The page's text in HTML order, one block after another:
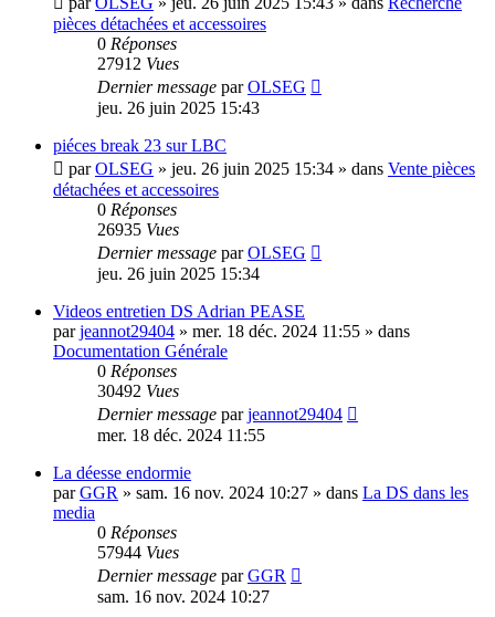
pièces détachées et accessoires
0 Réponses
27912 Vues
Dernier message parOLSEG
jeu. 26 juin 2025 15:43
piéces break 23 sur LBC
parOLSEG » jeu. 26 juin 2025 15:34 » dans Vente pièces
détachées et accessoires
0 Réponses
26935 Vues
Dernier message parOLSEG
jeu. 26 juin 2025 15:34
Videos entretien DS Adrian PEASE
parjeannot29404 » mer. 18 déc. 2024 11:55 » dans
Documentation Générale
0 Réponses
30492 Vues
Dernier message parjeannot29404
mer. 18 déc. 2024 11:55
La déesse endormie
parGGR » sam. 16 nov. 2024 10:27 » dans La DS dans les
media
0 Réponses
57944 Vues
Dernier message parGGR
sam. 16 nov. 2024 10:27